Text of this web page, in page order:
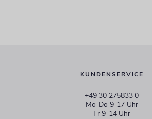
KUNDENSERVICE
+49 30 275833 0
Mo-Do 9-17 Uhr
Fr 9-14 Uhr